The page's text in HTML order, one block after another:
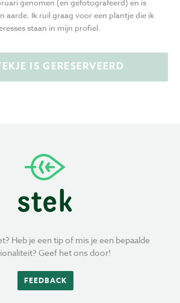
genomen (en gefotografeerd) en is
aarde. Ik ruil graag voor een plantje die ik
staan in mijn profiel.
IS GERESERVEERD
Heb je een tip of mis je een bepaalde
Geef het ons door!
FEEDBACK